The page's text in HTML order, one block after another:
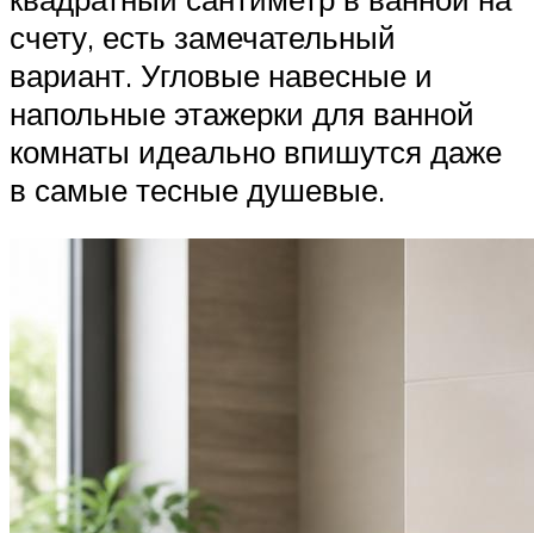
счету, есть замечательный
вариант. Угловые навесные и
напольные этажерки для ванной
комнаты идеально впишутся даже
в самые тесные душевые.